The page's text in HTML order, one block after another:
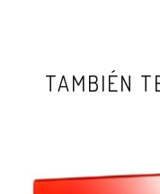
TAMBIÉN